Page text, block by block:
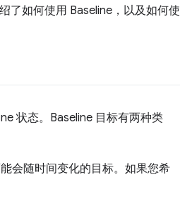
了如何使用 Baseline，以及如何使
状态。Baseline 目标有两种类
会随时间变化的目标。如果您希